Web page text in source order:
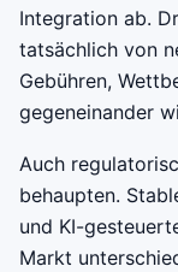
Integration ab.
tatsächlich von
Gebühren,
gegeneinander
Auch
behaupten.
und KI-
Markt